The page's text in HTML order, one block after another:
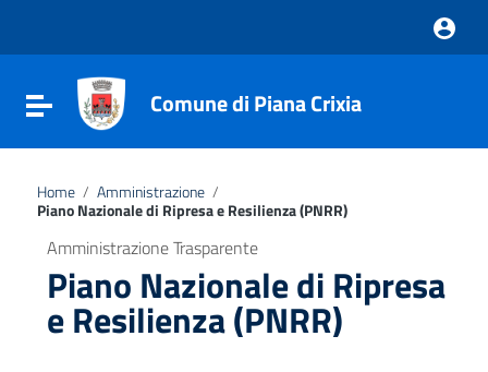
Vai al footer
Attiva / disattiva la navigazione
Comune di Piana Crixia
Home / Amministrazione /
Piano Nazionale di Ripresa e Resilienza (PNRR)
Amministrazione Trasparente
Piano Nazionale di Ripresa
e Resilienza (PNRR)